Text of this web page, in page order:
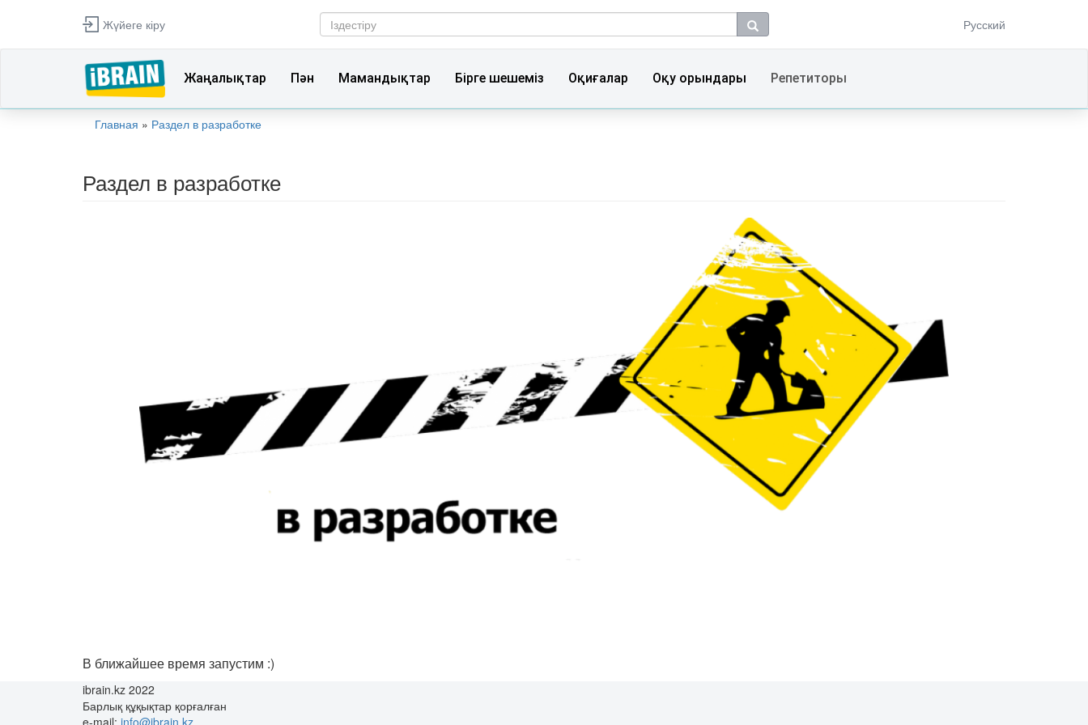
Skip to main content Жүйеге кіру Іздестіру формасы
Іздестіру
Русский
Жаңалықтар Пән Мамандықтар Бірге шешеміз Оқиғалар Оқу орындары Репетиторы
You are here
Главная » Раздел в разработке
Раздел в разработке
В ближайшее время запустим :)
ibrain.kz 2022
Барлық құқықтар қорғалған
e-mail: info@ibrain.kz